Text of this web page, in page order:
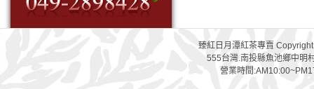
臻紅日月潭紅茶專賣
555台灣.南投縣魚池鄉中明
營業時間